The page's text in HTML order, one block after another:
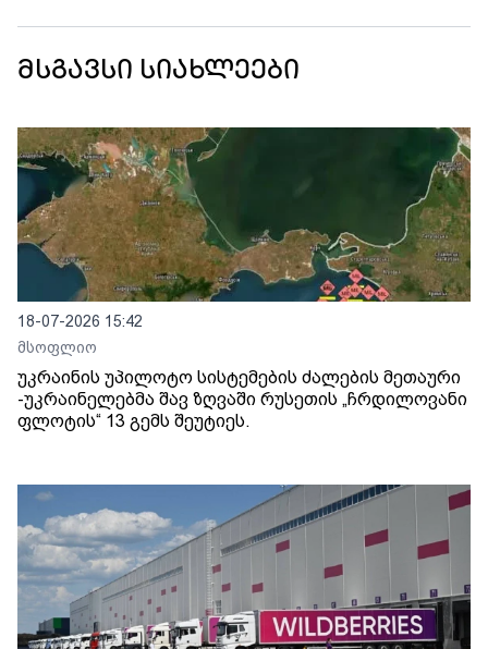
მსგავსი სიახლეები
18-07-2026 15:42
მსოფლიო
უკრაინის უპილოტო სისტემების ძალების მეთაური
-უკრაინელებმა შავ ზღვაში რუსეთის „ჩრდილოვანი
ფლოტის“ 13 გემს შეუტიეს.